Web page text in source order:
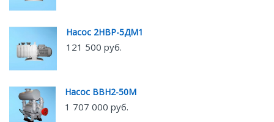
Насос 2НВР-5ДМ1
121 500 руб.
Насос ВВН2-50М
1 707 000 руб.